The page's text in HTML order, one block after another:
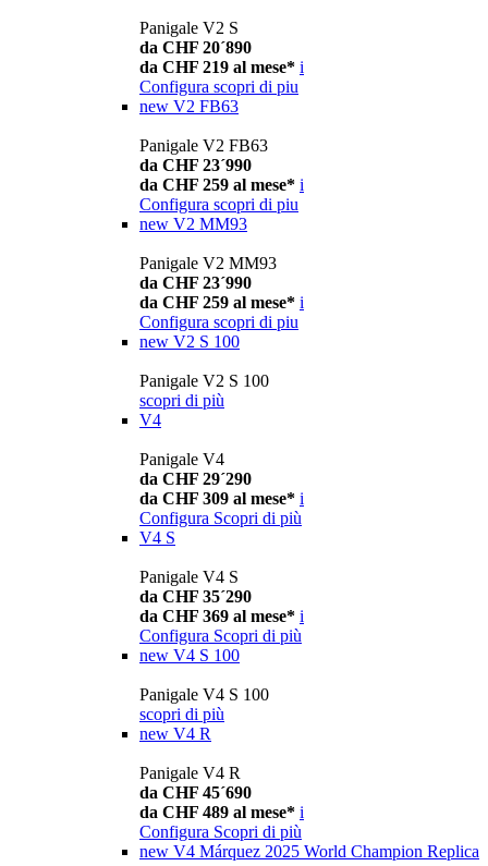
Panigale V2 S
da CHF 20´890
da CHF 219 al mese* i
Configura scopri di piu
new V2 FB63
Panigale V2 FB63
da CHF 23´990
da CHF 259 al mese* i
Configura scopri di piu
new V2 MM93
Panigale V2 MM93
da CHF 23´990
da CHF 259 al mese* i
Configura scopri di piu
new V2 S 100
Panigale V2 S 100
scopri di più
V4
Panigale V4
da CHF 29´290
da CHF 309 al mese* i
Configura Scopri di più
V4 S
Panigale V4 S
da CHF 35´290
da CHF 369 al mese* i
Configura Scopri di più
new V4 S 100
Panigale V4 S 100
scopri di più
new V4 R
Panigale V4 R
da CHF 45´690
da CHF 489 al mese* i
Configura Scopri di più
new V4 Márquez 2025 World Champion Replica